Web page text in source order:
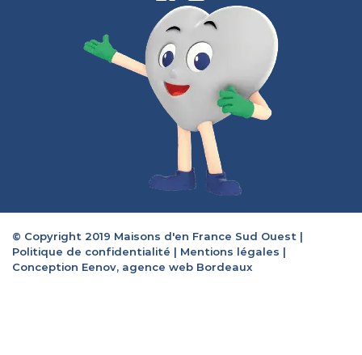
© Copyright 2019 Maisons d'en France Sud Ouest |
Politique de confidentialité | Mentions légales |
Conception Eenov, agence web Bordeaux